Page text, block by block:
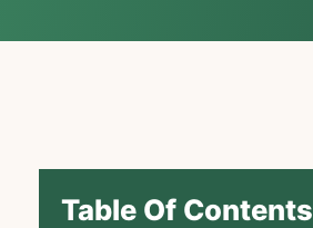
Table Of Contents